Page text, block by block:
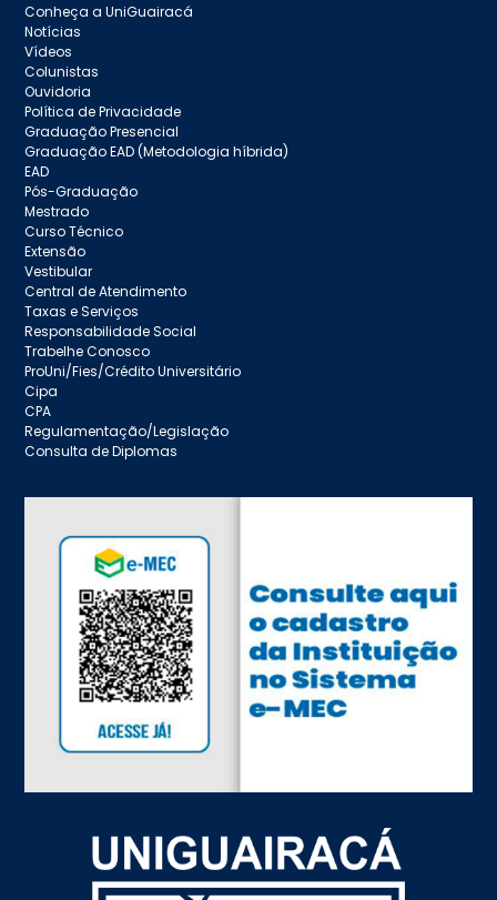
Conheça a UniGuairacá
Notícias
Vídeos
Colunistas
Ouvidoria
Política de Privacidade
Graduação Presencial
Graduação EAD (Metodologia híbrida)
EAD
Pós-Graduação
Mestrado
Curso Técnico
Extensão
Vestibular
Central de Atendimento
Taxas e Serviços
Responsabilidade Social
Trabelhe Conosco
ProUni/Fies/Crédito Universitário
Cipa
CPA
Regulamentação/Legislação
Consulta de Diplomas